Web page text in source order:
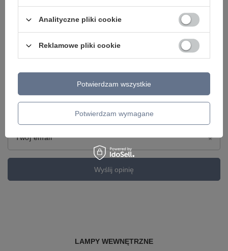
Dodaj własne zdjęcie produktu:
Twoje imię
Twój email
Wyślij opinię
LAMPY WEWNĘTRZNE
Analityczne pliki cookie
Reklamowe pliki cookie
Potwierdzam wymagane
Potwierdzam wszystkie